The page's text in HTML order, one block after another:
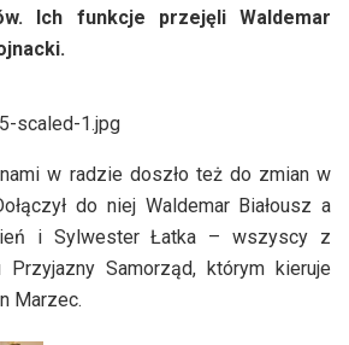
Ich funkcje przejęli Waldemar
w radzie doszło też do zmian w
do niej Waldemar Białousz a
i Sylwester Łatka – wszyscy z
Przyjazny Samorząd, którym kieruje
Marzec.